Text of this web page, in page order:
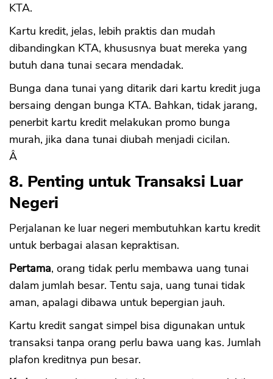
KTA.
Kartu kredit, jelas, lebih praktis dan mudah
dibandingkan KTA, khususnya buat mereka yang
butuh dana tunai secara mendadak.
Bunga dana tunai yang ditarik dari kartu kredit juga
bersaing dengan bunga KTA. Bahkan, tidak jarang,
penerbit kartu kredit melakukan promo bunga
murah, jika dana tunai diubah menjadi cicilan.
Â
8. Penting untuk Transaksi Luar
Negeri
Perjalanan ke luar negeri membutuhkan kartu kredit
untuk berbagai alasan kepraktisan.
Pertama, orang tidak perlu membawa uang tunai
dalam jumlah besar. Tentu saja, uang tunai tidak
aman, apalagi dibawa untuk bepergian jauh.
Kartu kredit sangat simpel bisa digunakan untuk
transaksi tanpa orang perlu bawa uang kas. Jumlah
plafon kreditnya pun besar.